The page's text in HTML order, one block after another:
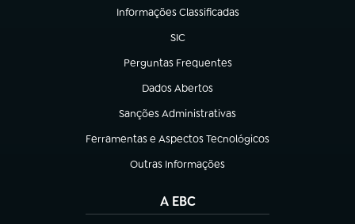
Informações Classificadas
(abre em nova aba)
SIC
(abre em nova aba)
Perguntas Frequentes
(abre em nova aba)
Dados Abertos
(abre em nova aba)
Sanções Administrativas
(abre em nova aba)
Ferramentas e Aspectos Tecnológicos
(abre em nova aba)
Outras Informações
(abre em nova aba)
A EBC